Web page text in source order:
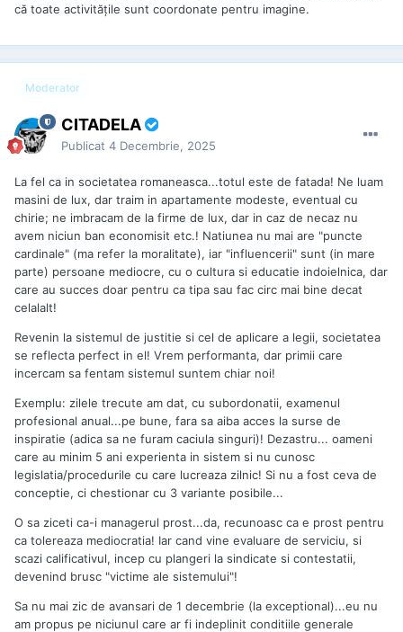
că toate activitățile sunt coordonate pentru imagine.
Moderator
CITADELA
Publicat 4 Decembrie, 2025
La fel ca in societatea romaneasca...totul este de fatada! Ne luam
masini de lux, dar traim in apartamente modeste, eventual cu
chirie; ne imbracam de la firme de lux, dar in caz de necaz nu
avem niciun ban economisit etc.! Natiunea nu mai are "puncte
cardinale" (ma refer la moralitate), iar "influencerii" sunt (in mare
parte) persoane mediocre, cu o cultura si educatie indoielnica, dar
care au succes doar pentru ca tipa sau fac circ mai bine decat
celalalt!
Revenin la sistemul de justitie si cel de aplicare a legii, societatea
se reflecta perfect in el! Vrem performanta, dar primii care
incercam sa fentam sistemul suntem chiar noi!
Exemplu: zilele trecute am dat, cu subordonatii, examenul
profesional anual...pe bune, fara sa aiba acces la surse de
inspiratie (adica sa ne furam caciula singuri)! Dezastru... oameni
care au minim 5 ani experienta in sistem si nu cunosc
legislatia/procedurile cu care lucreaza zilnic! Si nu a fost ceva de
conceptie, ci chestionar cu 3 variante posibile...
O sa ziceti ca-i managerul prost...da, recunoasc ca e prost pentru
ca tolereaza mediocratia! Iar cand vine evaluare de serviciu, si
scazi calificativul, incep cu plangeri la sindicate si contestatii,
devenind brusc "victime ale sistemului"!
Sa nu mai zic de avansari de 1 decembrie (la exceptional)...eu nu
am propus pe niciunul care ar fi indeplinit conditiile generale